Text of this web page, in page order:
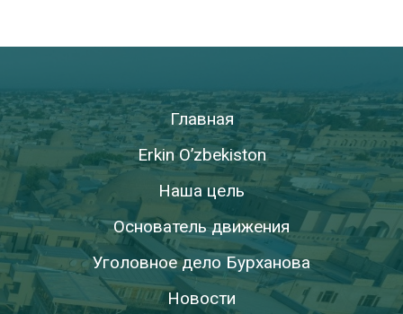
Главная
Erkin O’zbekiston
Наша цель
Основатель движения
Уголовное дело Бурханова
Новости